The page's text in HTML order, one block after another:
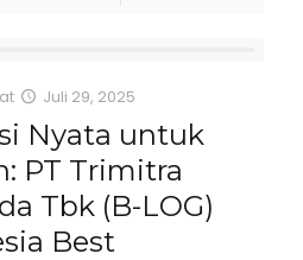
at Juli 29, 2025
Nyata untuk
PT Trimitra
Tbk (B-LOG)
Best